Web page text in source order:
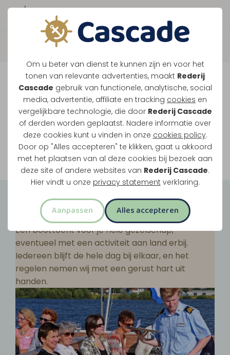
Om u beter van dienst te kunnen zijn en voor het
tonen van relevante advertenties, maakt Rederij
Cascade gebruik van functionele, analytische, social
media, advertentie, affiliate en tracking cookies en
vergelijkbare technologie, die door Rederij Cascade
of derden worden geplaatst. Nadere informatie over
deze cookies kunt u vinden in onze cookies policy.
Door op "Alles accepteren" te klikken, gaat u akkoord
met het plaatsen van al deze cookies bij bezoek aan
deze site of andere websites van Rederij Cascade.
Hier vindt u onze privacy statement verklaring.
Aanpassen Alles accepteren
Boek direct je vaart
Vaar je mee over de
Maasplassen?
Ondanks de lage waterstanden gaan
onze vaarten gewoon door.
Bekijk onze rondvaarten
Groepsuitjes
Een boottocht voor je hele gezelschap,
eventueel met een activiteit aan land erbij.
Iedereen blijft de hele dag bij elkaar, en het
regelen nemen wij met een gerust hart uit
handen.